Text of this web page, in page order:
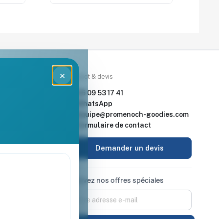
× Contact & devis
06 09 53 17 41
WhatsApp
equipe@promenoch-goodies.com
Formulaire de contact
Demander un devis
Recevez nos offres spéciales